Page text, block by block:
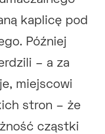
kaplicę pod
Później
– a za
miejscowi
stron – że
cząstki